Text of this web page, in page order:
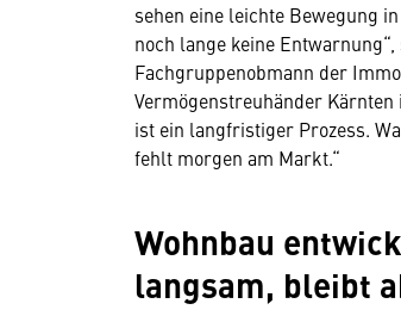
sehen eine leichte Bewegung
noch lange keine Entwarnung“,
Fachgruppenobmann der
Vermögenstreuhänder Kärnten
ist ein langfristiger Prozess.
fehlt morgen am Markt.“
Wohnbau
langsam, bleibt